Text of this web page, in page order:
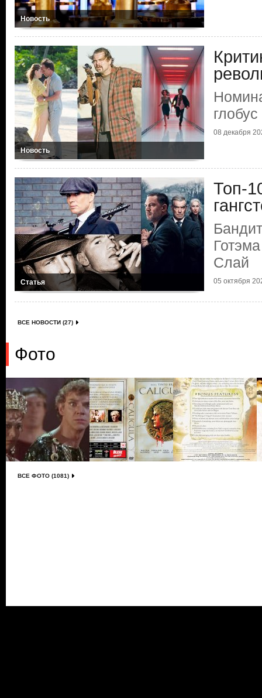
Новость
Новость
08 декабря
Статья
Топ-
Слай
05 октября
ВСЕ НОВОСТИ (27)
Фото
ВСЕ ФОТО (1081)